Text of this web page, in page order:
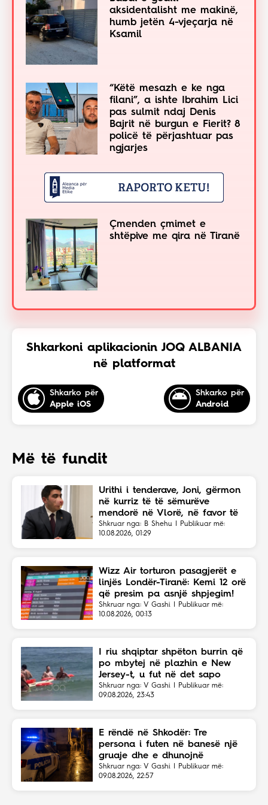
aksidentalisht me makinë,
humb jetën 4-vjeçarja në
Ksamil
“Këtë mesazh e ke nga
filani”, a ishte Ibrahim Lici
pas sulmit ndaj Denis
Bajrit në burgun e Fierit? 8
policë të përjashtuar pas
ngjarjes
Çmenden çmimet e
shtëpive me qira në Tiranë
Shkarkoni aplikacionin JOQ ALBANIA
në platformat
Shkarko për
Apple iOS
Shkarko për
Android
Më të fundit
Urithi i tenderave, Joni, gërmon
në kurriz të të sëmurëve
mendorë në Vlorë, në favor të
Eriola Likajt të “Clean Fast”.
Shkruar nga: B Shehu | Publikuar më:
10.08.2026, 01:29
Wizz Air torturon pasagjerët e
linjës Londër-Tiranë: Kemi 12 orë
që presim pa asnjë shpjegim!
Shkruar nga: V Gashi | Publikuar më:
10.08.2026, 00:13
I riu shqiptar shpëton burrin që
po mbytej në plazhin e New
Jersey-t, u fut në det sapo
dëgjoi thirrjet për ndihmë
Shkruar nga: V Gashi | Publikuar më:
09.08.2026, 23:43
E rëndë në Shkodër: Tre
persona i futen në banesë një
gruaje dhe e dhunojnë
Shkruar nga: V Gashi | Publikuar më:
09.08.2026, 22:57